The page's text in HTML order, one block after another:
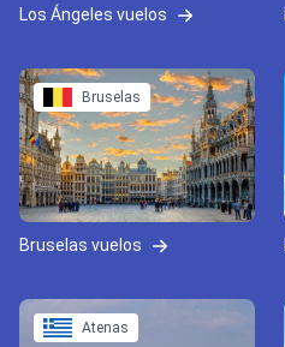
Los Ángeles vuelos
Bruselas
Bruselas vuelos
Atenas